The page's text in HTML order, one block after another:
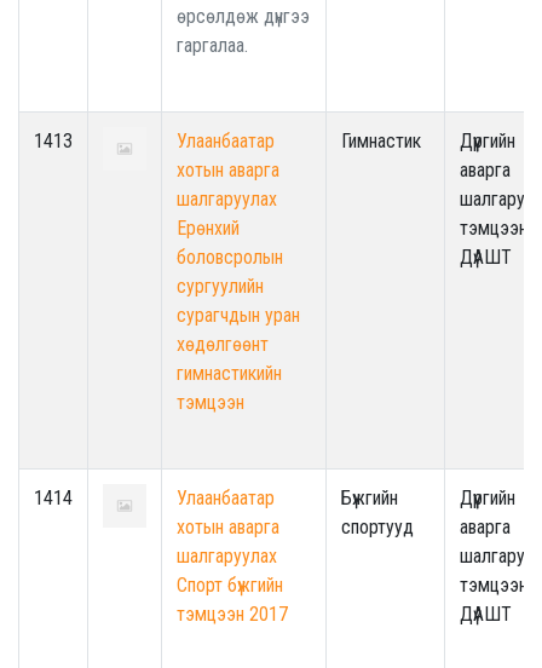
өрсөлдөж дүнгээ
гаргалаа.
1413
Улаанбаатар
хотын аварга
шалгаруулах
Ерөнхий
боловсролын
сургуулийн
сурагчдын уран
хөдөлгөөнт
гимнастикийн
тэмцээн
Гимнастик
Дүүргийн
аварга
тэмцээн /
ДүАШТ
1414
Улаанбаатар
хотын аварга
шалгаруулах
Спорт бүжгийн
тэмцээн 2017
Бүжгийн
спортууд
Дүүргийн
аварга
тэмцээн /
ДүАШТ